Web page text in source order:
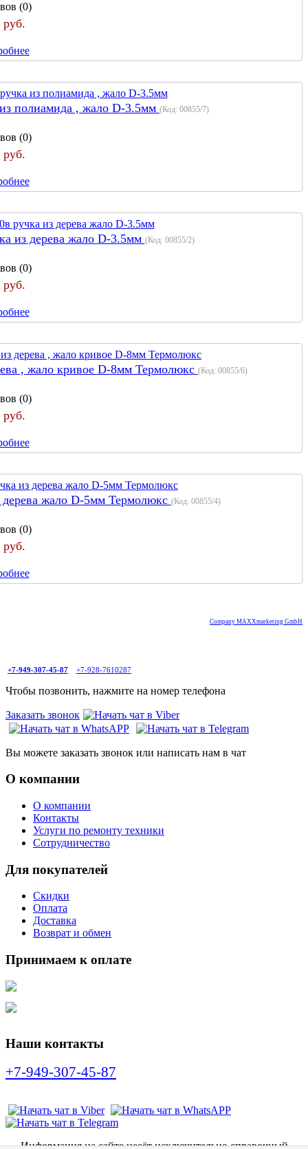
(0)
руб.
полиамида , жало D-3.5мм (Код: 00855/7)
(0)
руб.
из дерева жало D-3.5мм (Код: 00855/2)
(0)
руб.
, жало кривое D-8мм Термолюкс (Код: 00855/6)
(0)
руб.
жало D-5мм Термолюкс (Код: 00855/4)
(0)
руб.
Company MAXXmarketing GmbH
+7-949-307-45-87 +7-928-7610287
Чтобы позвонить, нажмите на номер телефона
Заказать звонок
Вы можете заказать звонок или написать нам в чат
О компании
О компании
Контакты
Услуги по ремонту техники
Сотрудничество
Для покупателей
Скидки
Оплата
Доставка
Возврат и обмен
Принимаем к оплате
Наши контакты
+7-949-307-45-87
Информация на сайте несёт исключительно справочный